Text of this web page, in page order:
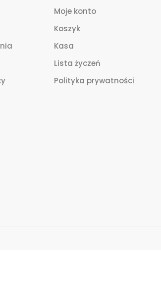
Moje konto
Koszyk
Kasa
Lista życzeń
Polityka prywatności